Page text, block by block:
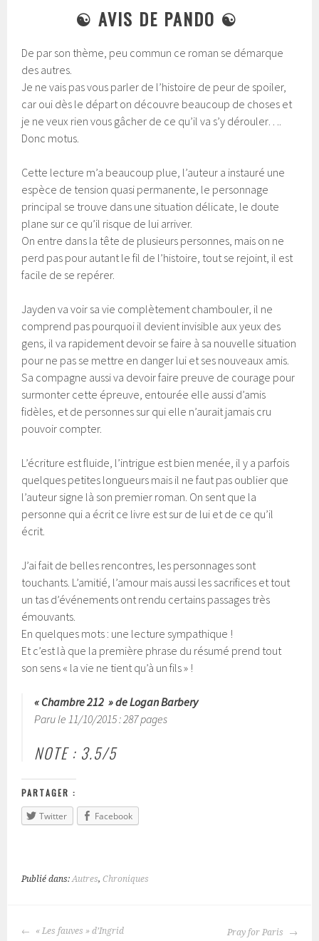
☯ AVIS DE PANDO ☯
De par son thème, peu commun ce roman se démarque
des autres.
Je ne vais pas vous parler de l’histoire de peur de spoiler,
car oui dès le départ on découvre beaucoup de choses et
je ne veux rien vous gâcher de ce qu’il va s’y dérouler….
Donc motus.
Cette lecture m’a beaucoup plue, l’auteur a instauré une
espèce de tension quasi permanente, le personnage
principal se trouve dans une situation délicate, le doute
plane sur ce qu’il risque de lui arriver.
On entre dans la tête de plusieurs personnes, mais on ne
perd pas pour autant le fil de l’histoire, tout se rejoint, il est
facile de se repérer.
Jayden va voir sa vie complètement chambouler, il ne
comprend pas pourquoi il devient invisible aux yeux des
gens, il va rapidement devoir se faire à sa nouvelle situation
pour ne pas se mettre en danger lui et ses nouveaux amis.
Sa compagne aussi va devoir faire preuve de courage pour
surmonter cette épreuve, entourée elle aussi d’amis
fidèles, et de personnes sur qui elle n’aurait jamais cru
pouvoir compter.
L’écriture est fluide, l’intrigue est bien menée, il y a parfois
quelques petites longueurs mais il ne faut pas oublier que
l’auteur signe là son premier roman. On sent que la
personne qui a écrit ce livre est sur de lui et de ce qu’il
écrit.
J’ai fait de belles rencontres, les personnages sont
touchants. L’amitié, l’amour mais aussi les sacrifices et tout
un tas d’événements ont rendu certains passages très
émouvants.
En quelques mots : une lecture sympathique !
Et c’est là que la première phrase du résumé prend tout
son sens « la vie ne tient qu’à un fils » !
« Chambre 212 » de Logan Barbery
Paru le 11/10/2015 : 287 pages
NOTE : 3.5/5
PARTAGER :
Twitter
Facebook
Publié dans:Autres,Chroniques
« Les fauves » d’Ingrid Pray for Paris